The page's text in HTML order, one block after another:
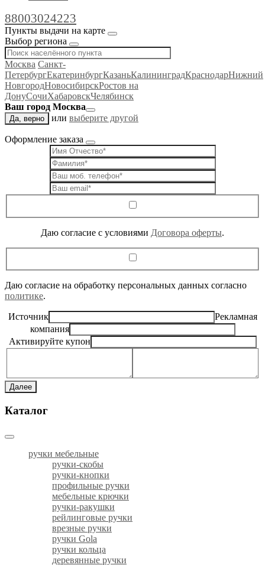
88003024223
Пункты выдачи на карте
Выбор региона
Москва Санкт-
ПетербургЕкатеринбургКазаньКалининградКраснодарНижний
НовгородНовосибирскРостов на
ДонуСочиХабаровскЧелябинск
Ваш город Москва
Да, верно или выберите другой
Оформление заказа
Даю согласие c условиями Договора оферты.
Даю согласие на обработку персональных данных согласно
политике.
Источник
Рекламная
компания
Активируйте купон
Далее
Каталог
ручки мебельные
ручки-скобы
ручки-кнопки
профильные ручки
мебельные крючки
ручки-ракушки
рейлинговые ручки
врезные ручки
ручки Gola
ручки кольца
деревянные ручки